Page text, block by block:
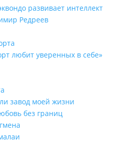
развивает интеллект
Редреев
любит уверенных в себе»
завод моей жизни
без границ